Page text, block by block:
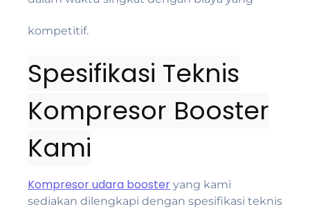
kompetitif.
Spesifikasi Teknis
Kompresor Booster
Kami
Kompresor udara booster yang kami
sediakan dilengkapi dengan spesifikasi teknis